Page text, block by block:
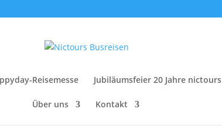
Reisemesse Jubiläumsfeier 20 Jahre nictours
Über uns Kontakt